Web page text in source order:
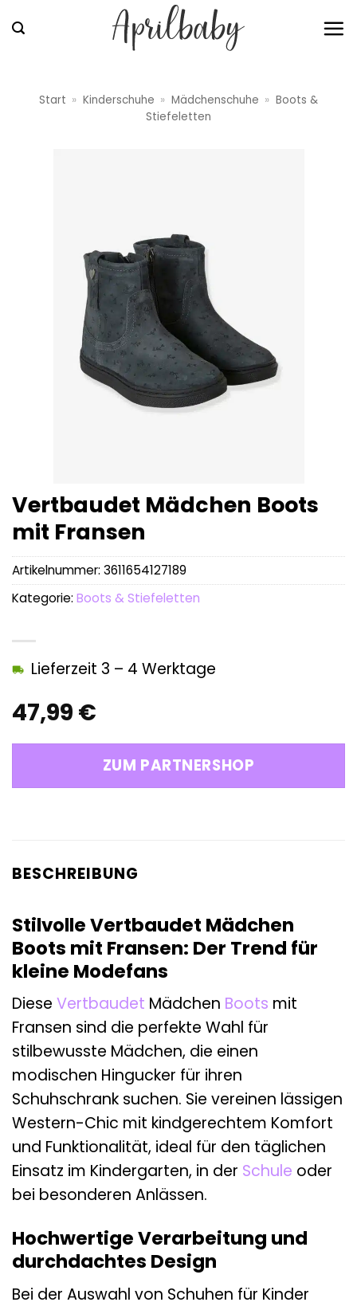
Inhalt
Start » Kinderschuhe » Mädchenschuhe » Boots &
Stiefeletten
Vertbaudet Mädchen Boots
mit Fransen
47,99 €
Lieferzeit 3 – 4 Werktage
ZUM PARTNERSHOP
Artikelnummer: 3611654127189
Kategorie: Boots & Stiefeletten
BESCHREIBUNG
Stilvolle Vertbaudet Mädchen
Boots mit Fransen: Der Trend für
kleine Modefans
Diese Vertbaudet Mädchen Boots mit
Fransen sind die perfekte Wahl für
stilbewusste Mädchen, die einen
modischen Hingucker für ihren
Schuhschrank suchen. Sie vereinen lässigen
Western-Chic mit kindgerechtem Komfort
und Funktionalität, ideal für den täglichen
Einsatz im Kindergarten, in der Schule oder
bei besonderen Anlässen.
Hochwertige Verarbeitung und
durchdachtes Design
Bei der Auswahl von Schuhen für Kinder